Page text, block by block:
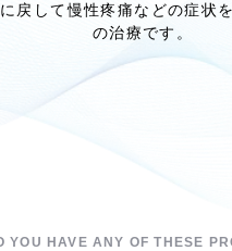
戻して慢性疼痛などの症状
の治療です。
YOU HAVE ANY OF THESE